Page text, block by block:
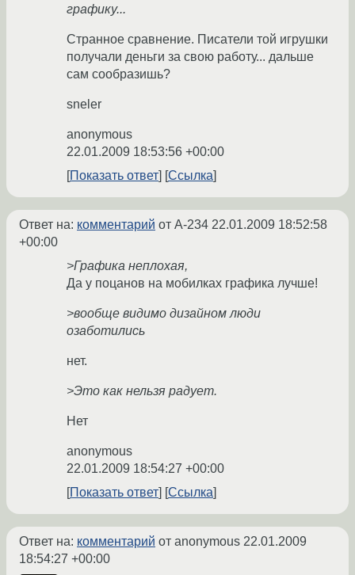
графику...
Странное сравнение. Писатели той игрушки
получали деньги за свою работу... дальше
сам сообразишь?
sneler
anonymous
22.01.2009 18:53:56 +00:00
Показать ответ
Ссылка
Ответ на: комментарий от A-234 22.01.2009 18:52:58
+00:00
>Графика неплохая,
Да у поцанов на мобилках графика лучше!
>вообще видимо дизайном люди
озаботились
нет.
>Это как нельзя радует.
Нет
anonymous
22.01.2009 18:54:27 +00:00
Показать ответ
Ссылка
Ответ на: комментарий от anonymous 22.01.2009
18:54:27 +00:00